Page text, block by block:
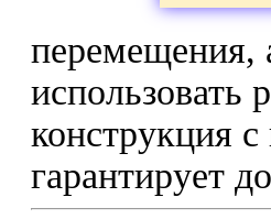
перемещения,
использовать
конструкция
гарантирует